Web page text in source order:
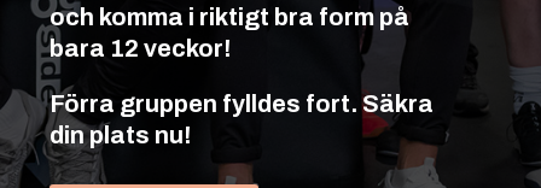
och komma i riktigt bra form på
bara 12 veckor!
Förra gruppen fylldes fort. Säkra
din plats nu!